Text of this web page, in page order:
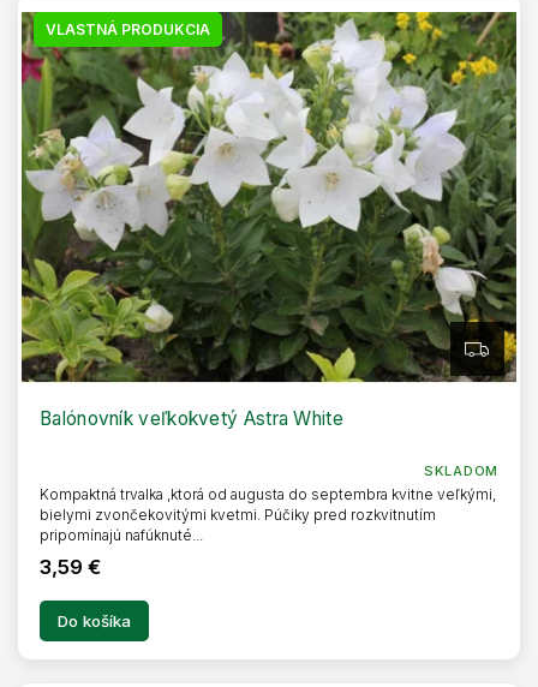
VLASTNÁ PRODUKCIA
Z
A
D
Balónovník veľkokvetý Astra White
SKLADOM
3,59 €
Do košíka
Kompaktná trvalka ,ktorá od augusta do septembra kvitne veľkými,
bielymi zvončekovitými kvetmi. Púčiky pred rozkvitnutím
pripomínajú nafúknuté...